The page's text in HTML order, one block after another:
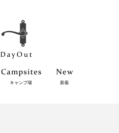
キャンプ場 新着